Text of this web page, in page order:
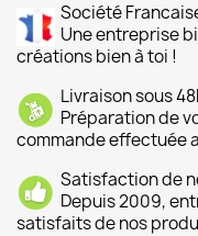
Société
Une entreprise
créations bien à toi !
Livraison sous
Préparation de
commande effectuée
Satisfaction de
Depuis 2009,
satisfaits de nos